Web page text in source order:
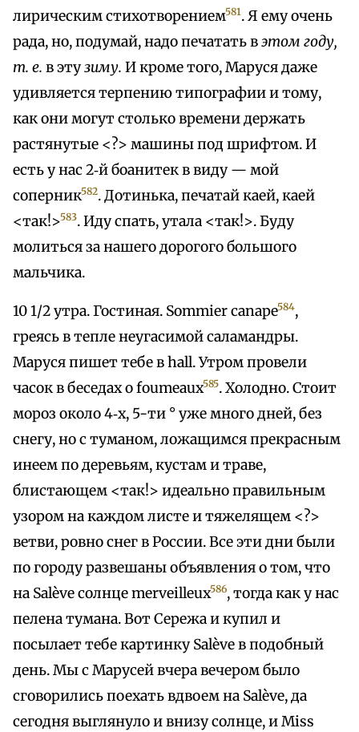
лирическим стихотворением581. Я ему очень
рада, но, подумай, надо печатать вэтом году,
т. е. в этузиму. И кроме того, Маруся даже
удивляется терпению типографии и тому,
как они могут столько времени держать
растянутые <?> машины под шрифтом. И
есть у нас 2‑й боанитек в виду — мой
соперник582. Дотинька, печатай каей, каей
<так!>583. Иду спать, утала <так!>. Буду
молиться за нашего дорогого большого
мальчика.
10 1/2 утра. Гостиная. Sommier canape584,
греясь в тепле неугасимой саламандры.
Маруся пишет тебе в hall. Утром провели
часок в беседах о foumeaux585. Холодно. Стоит
мороз около 4‑х, 5-ти ° уже много дней, без
снегу, но с туманом, ложащимся прекрасным
инеем по деревьям, кустам и траве,
блистающем <так!> идеально правильным
узором на каждом листе и тяжелящем <?>
ветви, ровно снег в России. Все эти дни были
по городу развешаны объявления о том, что
на Salève солнце merveilleux586, тогда как у нас
пелена тумана. Вот Сережа и купил и
посылает тебе картинку Salève в подобный
день. Мы с Марусей вчера вечером было
сговорились поехать вдвоем на Salève, да
сегодня выглянуло и внизу солнце, и Miss